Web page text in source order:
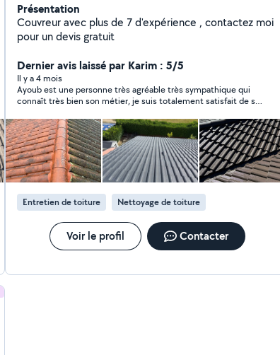
Présentation
Couvreur avec plus de 7 d'expérience , contactez moi
pour un devis gratuit
Dernier avis laissé par Karim : 5/5
Il y a 4 mois
Ayoub est une personne très agréable très sympathique qui
connaît très bien son métier, je suis totalement satisfait de sa
et son professionnalisme. Je recommande totalement.
Entretien de toiture Nettoyage de toiture
Voir le profil Contacter